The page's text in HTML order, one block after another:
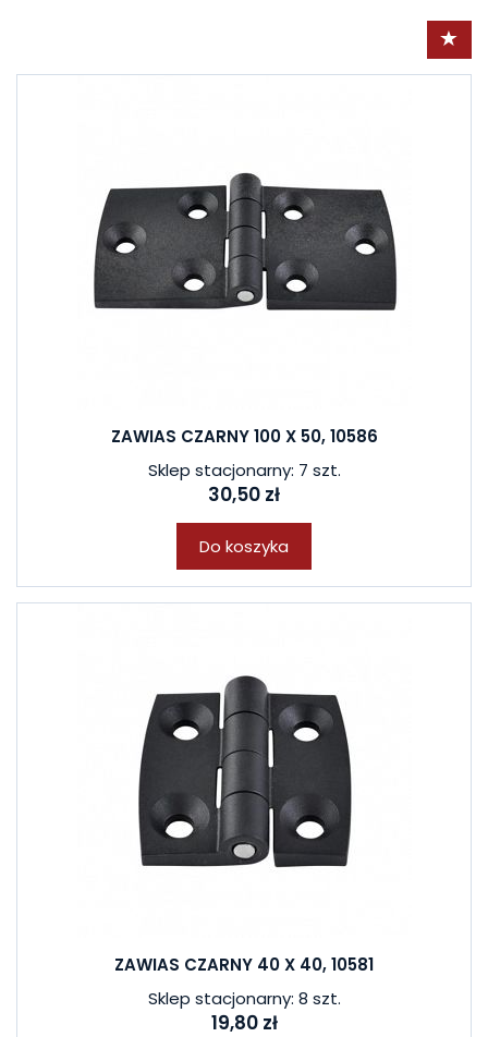
ZAWIAS CZARNY 100 X 50, 10586
Sklep stacjonarny: 7 szt.
30,50 zł
Do koszyka
ZAWIAS CZARNY 40 X 40, 10581
Sklep stacjonarny: 8 szt.
19,80 zł